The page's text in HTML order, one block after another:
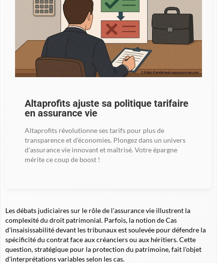
Altaprofits ajuste sa politique tarifaire
en assurance vie
Altaprofits révolutionne ses tarifs pour plus de
transparence et d'économies. Plongez dans un univers
d'assurance vie innovant et maîtrisé. Votre épargne
mérite ce coup de boost !
Les débats judiciaires sur le rôle de l'assurance vie illustrent la
complexité du droit patrimonial. Parfois, la notion de Cas
d'insaisissabilité devant les tribunaux est soulevée pour défendre la
spécificité du contrat face aux créanciers ou aux héritiers. Cette
question, stratégique pour la protection du patrimoine, fait l'objet
d'interprétations variables selon les cas.